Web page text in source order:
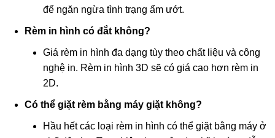
để ngăn ngừa tình trạng ẩm ướt.
Rèm in hình có đắt không?
Giá rèm in hình đa dạng tùy theo chất liệu và công
nghệ in. Rèm in hình 3D sẽ có giá cao hơn rèm in
2D.
Có thể giặt rèm bằng máy giặt không?
Hầu hết các loại rèm in hình có thể giặt bằng máy ở